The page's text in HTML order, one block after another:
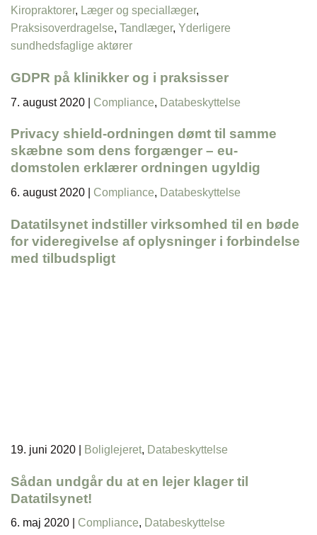
Kiropraktorer, Læger og speciallæger,
Praksisoverdragelse, Tandlæger, Yderligere
sundhedsfaglige aktører
GDPR på klinikker og i praksisser
7. august 2020 Compliance, Databeskyttelse
Privacy shield-ordningen dømt til samme
skæbne som dens forgænger – eu-
domstolen erklærer ordningen ugyldig
6. august 2020 Compliance, Databeskyttelse
Datatilsynet indstiller virksomhed til en bøde
for videregivelse af oplysninger i forbindelse
med tilbudspligt
19. juni 2020 Boliglejeret, Databeskyttelse
Sådan undgår du at en lejer klager til
Datatilsynet!
6. maj 2020 Compliance, Databeskyttelse